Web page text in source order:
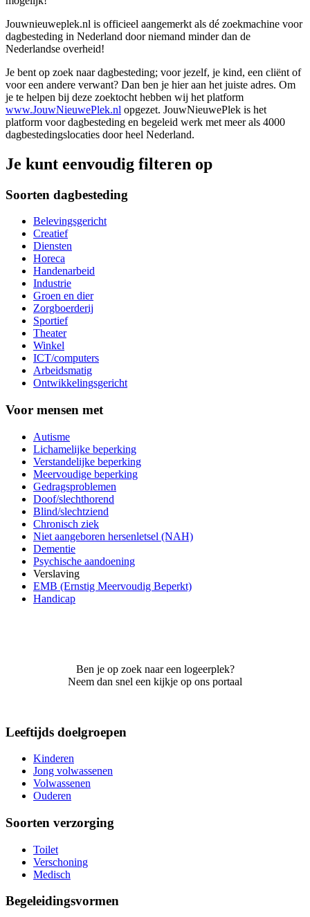
Jouwnieuweplek.nl is officieel aangemerkt als dé zoekmachine voor
dagbesteding in Nederland door niemand minder dan de
Nederlandse overheid!
Je bent op zoek naar dagbesteding; voor jezelf, je kind, een cliënt of
voor een andere verwant? Dan ben je hier aan het juiste adres. Om
je te helpen bij deze zoektocht hebben wij het platform
www.JouwNieuwePlek.nl opgezet. JouwNieuwePlek is het
platform voor dagbesteding en begeleid werk met meer als 4000
dagbestedingslocaties door heel Nederland.
Je kunt eenvoudig filteren op
Soorten dagbesteding
Belevingsgericht
Creatief
Diensten
Horeca
Handenarbeid
Industrie
Groen en dier
Zorgboerderij
Sportief
Theater
Winkel
ICT/computers
Arbeidsmatig
Ontwikkelingsgericht
Voor mensen met
Autisme
Lichamelijke beperking
Verstandelijke beperking
Meervoudige beperking
Gedragsproblemen
Doof/slechthorend
Blind/slechtziend
Chronisch ziek
Niet aangeboren hersenletsel (NAH)
Dementie
Psychische aandoening
Verslaving
EMB (Ernstig Meervoudig Beperkt)
Handicap
Ben je op zoek naar een logeerplek?
Neem dan snel een kijkje op ons portaal
Leeftijds doelgroepen
Kinderen
Jong volwassenen
Volwassenen
Ouderen
Soorten verzorging
Toilet
Verschoning
Medisch
Begeleidingsvormen